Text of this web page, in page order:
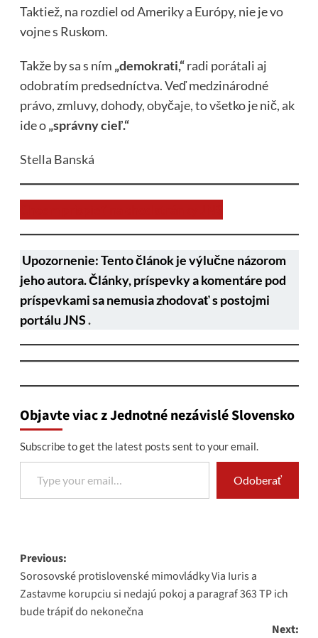
Taktiež, na rozdiel od Ameriky a Európy, nie je vo
vojne s Ruskom.
Takže by sa s ním „demokrati,“radi porátali aj
odobratím predsedníctva. Veď medzinárodné
právo, zmluvy, dohody, obyčaje, to všetko je nič, ak
ide o„správny cieľ.“
Stella Banská
Upozornenie: Tento článok je výlučne názorom
jeho autora. Články, príspevky a komentáre pod
príspevkami sa nemusia zhodovať s postojmi
portálu JNS.
Objavte viac z Jednotné nezávislé Slovensko
Subscribe to get the latest posts sent to your email.
Type your email…
Odoberať
Post
navigation
Previous:
Sorosovské protislovenské mimovládky Via Iuris a
Zastavme korupciu si nedajú pokoj a paragraf 363 TP ich
bude trápiť do nekonečna
Next: